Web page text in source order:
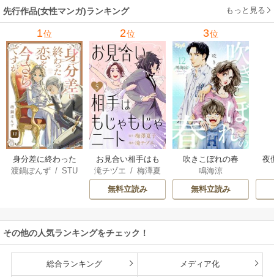
先行作品(女性マンガ)ランキング もっと見る
1位
身分差に終わった
恋を、今さらです
渡鍋ぽんず /STU
2位
お見合い相手はも
じゃもじゃニート
滝チヅエ /梅澤夏
子（エブリスタ）
無料立読み
3位
吹きこぼれの春
鳴海涼
無料立読み
夜
その他の人気ランキングをチェック！
総合ランキング メディア化